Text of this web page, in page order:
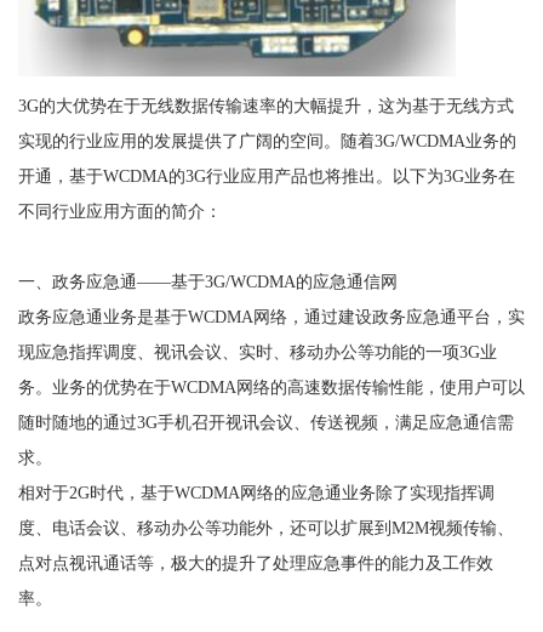
3G的大优势在于无线数据传输速率的大幅提升，这为基于无线方式
实现的行业应用的发展提供了广阔的空间。随着3G/WCDMA业务的
开通，基于WCDMA的3G行业应用产品也将推出。以下为3G业务在
不同行业应用方面的简介：
一、政务应急通——基于3G/WCDMA的应急通信网
政务应急通业务是基于WCDMA网络，通过建设政务应急通平台，实
现应急指挥调度、视讯会议、实时、移动办公等功能的一项3G业
务。业务的优势在于WCDMA网络的高速数据传输性能，使用户可以
随时随地的通过3G手机召开视讯会议、传送视频，满足应急通信需
求。
相对于2G时代，基于WCDMA网络的应急通业务除了实现指挥调
度、电话会议、移动办公等功能外，还可以扩展到M2M视频传输、
点对点视讯通话等，极大的提升了处理应急事件的能力及工作效
率。